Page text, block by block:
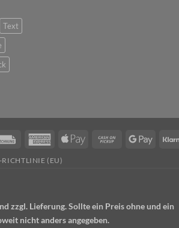
Text
Rechung
AmericanApple
Cash
Google
(EU)
zzgl. Lieferung. Sollte ein Preis ohne und ein
nicht anders angegeben.